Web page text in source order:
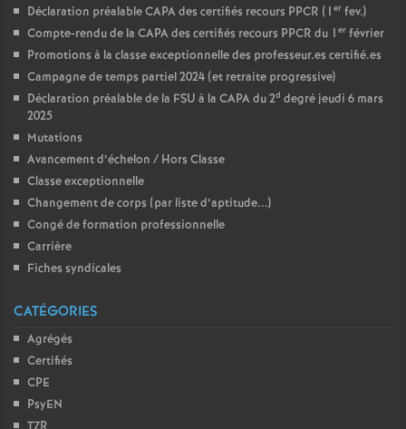
Déclaration préalable CAPA des certifiés recours PPCR (1 er fev.)
Compte-rendu de la CAPA des certifiés recours PPCR du 1 er février
Promotions à la classe exceptionnelle des professeur.es certifié.es
Campagne de temps partiel 2024 (et retraite progressive)
Déclaration préalable de la FSU à la CAPA du 2d degré jeudi 6 mars
2025
Mutations
Avancement d’échelon / Hors Classe
Classe exceptionnelle
Changement de corps (par liste d’aptitude...)
Congé de formation professionnelle
Carrière
Fiches syndicales
CATÉGORIES
Agrégés
Certifiés
CPE
PsyEN